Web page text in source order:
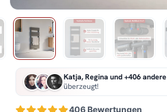
406 Bewertungen
Katja, Regina und +406 andere
überzeugt!